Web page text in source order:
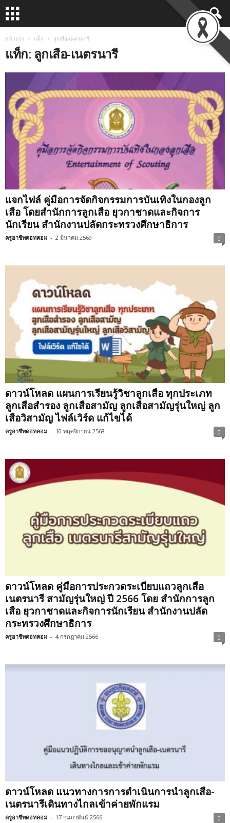
หน้าแรก แท็ก ลูกเสือ-เนตรนารี
แท็ก: ลูกเสือ-เนตรนารี
แจกไฟล์ คู่มือการจัดกิจกรรมการบันเทิงในกองลูก
เสือ โดยสำนักการลูกเสือ ยุวกาชาดและกิจการ
นักเรียน สำนักงานปลัดกระทรวงศึกษาธิการ
ครูอาชีพดอทคอม - 2 มีนาคม 2569 0
ดาวน์โหลด แผนการเรียนรู้วิชาลูกเสือ ทุกประเภท
ลูกเสือสำรอง ลูกเสือสามัญ ลูกเสือสามัญรุ่นใหญ่ ลูก
เสือวิสามัญ ไฟล์เวิร์ด แก้ไขได้
ครูอาชีพดอทคอม - 10 พฤศจิกายน 2568 0
ดาวน์โหลด คู่มือการประกวดระเบียบแถวลูกเสือ
เนตรนารี สามัญรุ่นใหญ่ ปี 2566 โดย สำนักการลูก
เสือ ยุวกาชาดและกิจการนักเรียน สำนักงานปลัด
กระทรวงศึกษาธิการ
ครูอาชีพดอทคอม - 4 กรกฎาคม 2566 0
ดาวน์โหลด แนวทางการการดำเนินการนำลูกเสือ-
เนตรนารีเดินทางไกลเข้าค่ายพักแรม
ครูอาชีพดอทคอม - 17 กุมภาพันธ์ 2566 0